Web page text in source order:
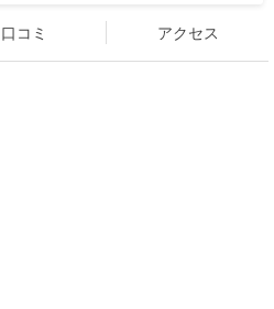
口コミ アクセス